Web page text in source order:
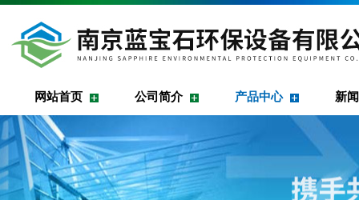
网站首页 公司简介 产品中心 新